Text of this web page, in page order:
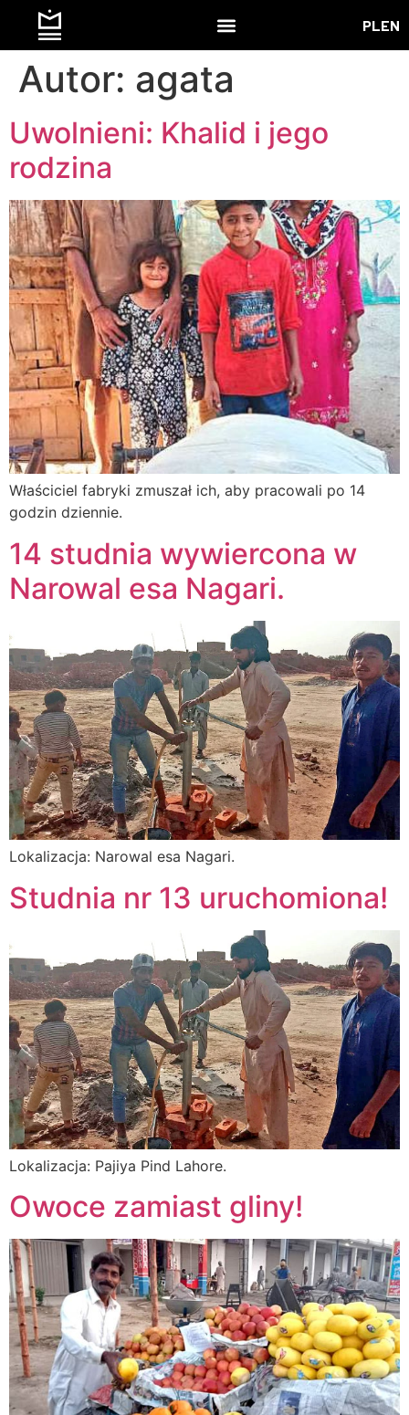
PL EN
Autor: agata
Uwolnieni: Khalid i jego
rodzina
Właściciel fabryki zmuszał ich, aby pracowali po 14
godzin dziennie.
14 studnia wywiercona w
Narowal esa Nagari.
Lokalizacja: Narowal esa Nagari.
Studnia nr 13 uruchomiona!
Lokalizacja: Pajiya Pind Lahore.
Owoce zamiast gliny!